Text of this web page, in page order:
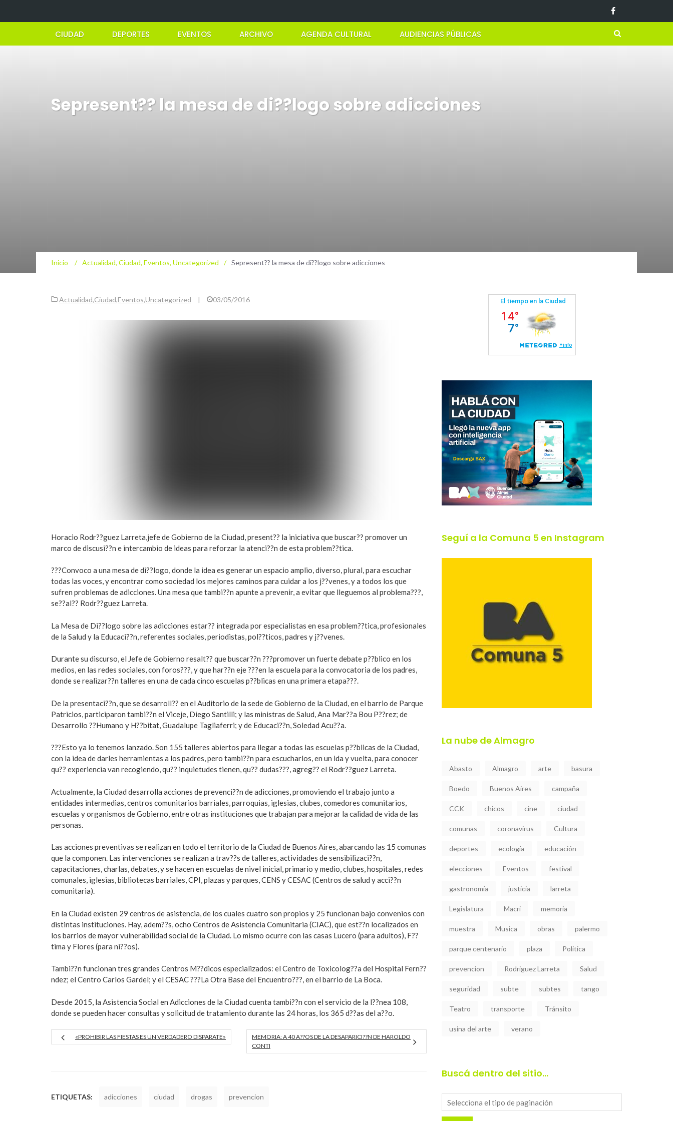
CIUDAD DEPORTES EVENTOS ARCHIVO AGENDA CULTURAL AUDIENCIAS PÚBLICAS
Sepresent?? la mesa de di??logo sobre adicciones
Inicio / Actualidad, Ciudad, Eventos, Uncategorized / Sepresent?? la mesa de di??logo sobre adicciones
Actualidad,Ciudad,Eventos,Uncategorized | 03/05/2016
Horacio Rodr??guez Larreta,jefe de Gobierno de la Ciudad, present?? la iniciativa que buscar?? promover un
marco de discusi??n e intercambio de ideas para reforzar la atenci??n de esta problem??tica.
???Convoco a una mesa de di??logo, donde la idea es generar un espacio amplio, diverso, plural, para escuchar
todas las voces, y encontrar como sociedad los mejores caminos para cuidar a los j??venes, y a todos los que
sufren problemas de adicciones. Una mesa que tambi??n apunte a prevenir, a evitar que lleguemos al problema???,
se??al?? Rodr??guez Larreta.
La Mesa de Di??logo sobre las adicciones estar?? integrada por especialistas en esa problem??tica, profesionales
de la Salud y la Educaci??n, referentes sociales, periodistas, pol??ticos, padres y j??venes.
Durante su discurso, el Jefe de Gobierno resalt?? que buscar??n ???promover un fuerte debate p??blico en los
medios, en las redes sociales, con foros???, y que har??n eje ???en la escuela para la convocatoria de los padres,
donde se realizar??n talleres en una de cada cinco escuelas p??blicas en una primera etapa???.
De la presentaci??n, que se desarroll?? en el Auditorio de la sede de Gobierno de la Ciudad, en el barrio de Parque
Patricios, participaron tambi??n el Viceje, Diego Santilli; y las ministras de Salud, Ana Mar??a Bou P??rez; de
Desarrollo ??Humano y H??bitat, Guadalupe Tagliaferri; y de Educaci??n, Soledad Acu??a.
???Esto ya lo tenemos lanzado. Son 155 talleres abiertos para llegar a todas las escuelas p??blicas de la Ciudad,
con la idea de darles herramientas a los padres, pero tambi??n para escucharlos, en un ida y vuelta, para conocer
qu?? experiencia van recogiendo, qu?? inquietudes tienen, qu?? dudas???, agreg?? el Rodr??guez Larreta.
Actualmente, la Ciudad desarrolla acciones de prevenci??n de adicciones, promoviendo el trabajo junto a
entidades intermedias, centros comunitarios barriales, parroquias, iglesias, clubes, comedores comunitarios,
escuelas y organismos de Gobierno, entre otras instituciones que trabajan para mejorar la calidad de vida de las
personas.
Las acciones preventivas se realizan en todo el territorio de la Ciudad de Buenos Aires, abarcando las 15 comunas
que la componen. Las intervenciones se realizan a trav??s de talleres, actividades de sensibilizaci??n,
capacitaciones, charlas, debates, y se hacen en escuelas de nivel inicial, primario y medio, clubes, hospitales, redes
comunales, iglesias, bibliotecas barriales, CPI, plazas y parques, CENS y CESAC (Centros de salud y acci??n
comunitaria).
En la Ciudad existen 29 centros de asistencia, de los cuales cuatro son propios y 25 funcionan bajo convenios con
distintas instituciones. Hay, adem??s, ocho Centros de Asistencia Comunitaria (CIAC), que est??n localizados en
los barrios de mayor vulnerabilidad social de la Ciudad. Lo mismo ocurre con las casas Lucero (para adultos), F??
tima y Flores (para ni??os).
Tambi??n funcionan tres grandes Centros M??dicos especializados: el Centro de Toxicolog??a del Hospital Fern??
ndez; el Centro Carlos Gardel; y el CESAC ???La Otra Base del Encuentro???, en el barrio de La Boca.
Desde 2015, la Asistencia Social en Adicciones de la Ciudad cuenta tambi??n con el servicio de la l??nea 108,
donde se pueden hacer consultas y solicitud de tratamiento durante las 24 horas, los 365 d??as del a??o.
«PROHIBIR LAS FIESTAS ES UN VERDADERO DISPARATE»
MEMORIA: A 40 A??OS DE LA DESAPARICI??N DE HAROLDO
CONTI
ETIQUETAS: adicciones ciudad drogas prevencion
Seguí a la Comuna 5 en Instagram
La nube de Almagro
Abasto Almagro arte basura
Boedo Buenos Aires campaña
CCK chicos cine ciudad
comunas coronavirus Cultura
deportes ecología educación
elecciones Eventos festival
gastronomía justicia larreta
Legislatura Macri memoria
muestra Musica obras palermo
parque centenario plaza Politica
prevencion Rodriguez Larreta Salud
seguridad subte subtes tango
Teatro transporte Tránsito
usina del arte verano
Buscá dentro del sitio…